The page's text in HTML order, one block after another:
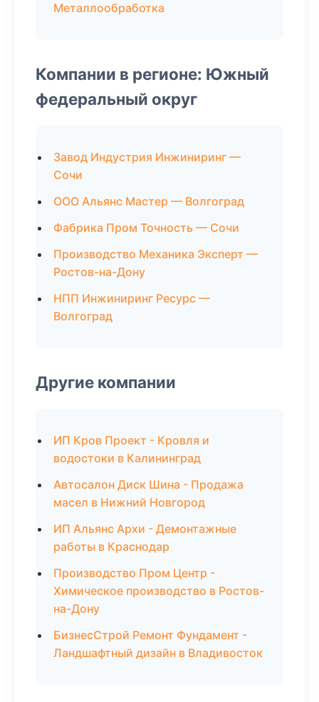
Металлообработка
Компании в регионе: Южный
федеральный округ
Завод Индустрия Инжиниринг —
Сочи
ООО Альянс Мастер — Волгоград
Фабрика Пром Точность — Сочи
Производство Механика Эксперт —
Ростов-на-Дону
НПП Инжиниринг Ресурс —
Волгоград
Другие компании
ИП Кров Проект - Кровля и
водостоки в Калининград
Автосалон Диск Шина - Продажа
масел в Нижний Новгород
ИП Альянс Архи - Демонтажные
работы в Краснодар
Производство Пром Центр -
Химическое производство в Ростов-
на-Дону
БизнесСтрой Ремонт Фундамент -
Ландшафтный дизайн в Владивосток